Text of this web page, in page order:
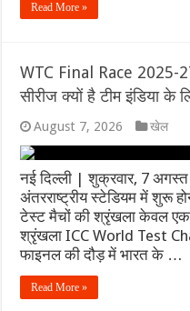
Read More »
WTC Final Race 2025-
सीरीज क्यों है टीम इंडिया के
August 7, 2026 खेल
नई दिल्ली | शुक्रवार, 7
अंतरराष्ट्रीय स्टेडियम में शुरू
टेस्ट मैचों की श्रृंखला केवल एक
श्रृंखला ICC World Test
फाइनल की दौड़ में भारत के …
Read More »